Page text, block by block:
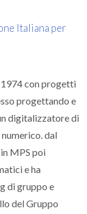
Italiana per
con progetti
progettando e
digitalizzatore di
dal
MPS poi
e ha
di gruppo e
del Gruppo